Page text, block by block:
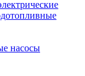
насосы